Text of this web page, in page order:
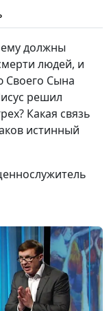
#59
#58
должны
людей, и
Своего Сына
решил
Какая связь
истинный